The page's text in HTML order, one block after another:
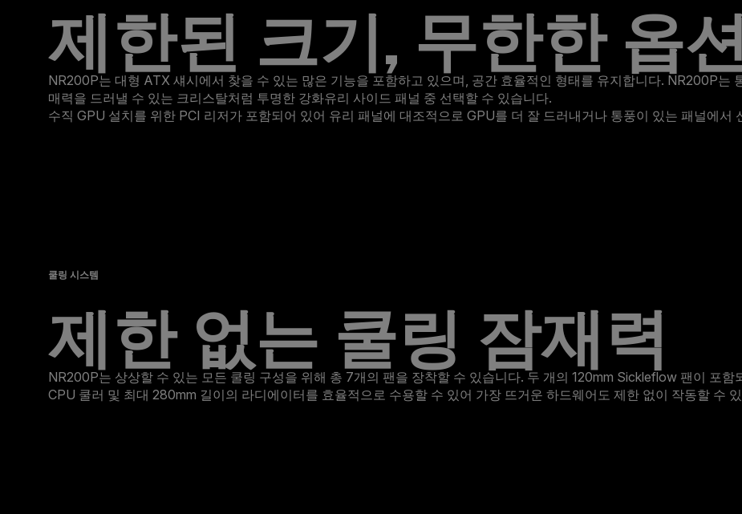
제한된 크기, 무한한 옵션
NR200P는 대형 ATX 섀시에서 찾을 수 있는 많은 기능을 포함하고 있으며, 공간 효율적인 형태를 유지합니다. NR200P
매력을 드러낼 수 있는 크리스탈처럼 투명한 강화유리 사이드 패널 중 선택할 수 있습니다.
수직 GPU 설치를 위한 PCI 리저가 포함되어 있어 유리 패널에 대조적으로 GPU를 더 잘 드러내거나 통풍이 있는 패널에서
쿨링 시스템
제한 없는 쿨링 잠재력
NR200P는 상상할 수 있는 모든 쿨링 구성을 위해 총 7개의 팬을 장착할 수 있습니다. 두 개의 120mm Sickleflow 팬이 포함
CPU 쿨러 및 최대 280mm 길이의 라디에이터를 효율적으로 수용할 수 있어 가장 뜨거운 하드웨어도 제한 없이 작동할 수